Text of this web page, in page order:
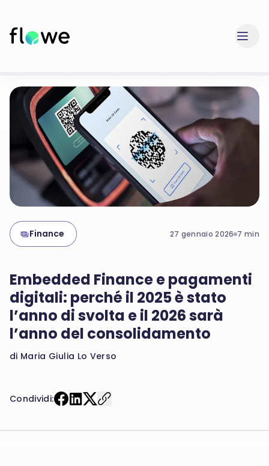
Finance 27 gennaio 2026 7 min
Embedded Finance e pagamenti
digitali: perché il 2025 è stato
l’anno di svolta e il 2026 sarà
l’anno del consolidamento
di Maria Giulia Lo Verso
Condividi: